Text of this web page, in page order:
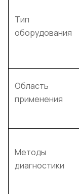
Тип
оборудования
Область
применения
Методы
диагностики